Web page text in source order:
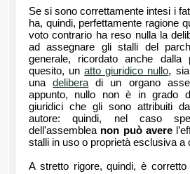
Se si sono correttamente intesi i
ha, quindi, perfettamente ragione
voto contrario ha reso nulla la
ad assegnare gli stalli del
generale, ricordato anche dalla
quesito, unatto giuridico nullo,
unadeliberadi un organo
appunto, nullo non è in grado
giuridici che gli sono attribuiti
autore: quindi, nel caso
dell'assemblea non può avere
stalli in uso o proprietà esclusiva a
A stretto rigore, quindi, è